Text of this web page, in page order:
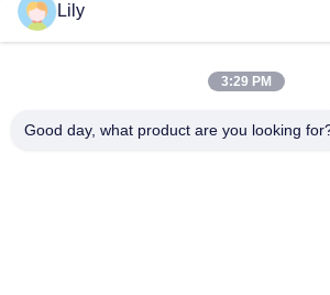
2.55 Kg 12V 9Ah VRLA type lead acid
UPS,Telecom,solar system,alarm system
2.05kg weight 12v sealed valve regulated
Lily
3:29 PM
Good day, what product are you looking